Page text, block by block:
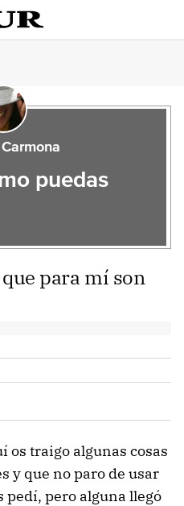
puedas
para mí son
os traigo algunas cosas
y que no paro de usar
pedí, pero alguna llegó